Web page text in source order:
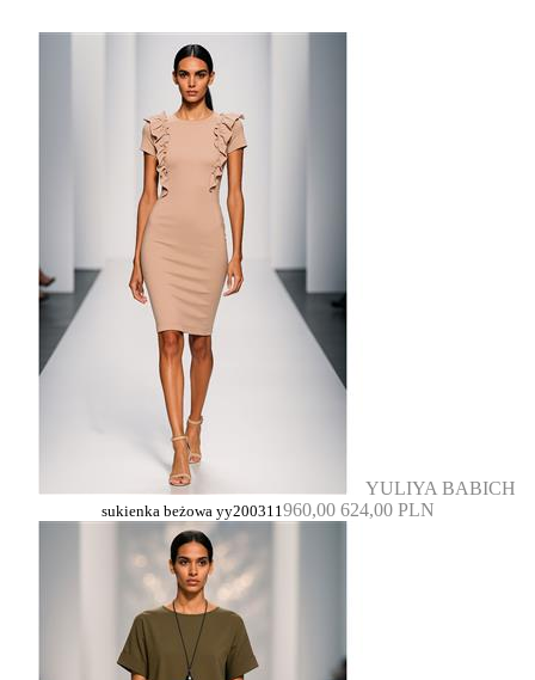
YULIYA BABICH
sukienka beżowa yy200311960,00 624,00 PLN